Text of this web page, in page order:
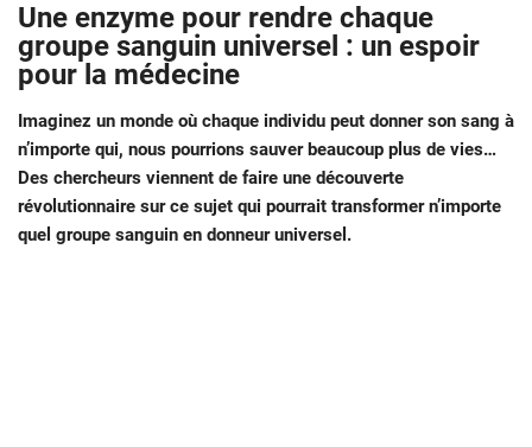
Une enzyme pour rendre chaque
groupe sanguin universel : un espoir
pour la médecine
Imaginez un monde où chaque individu peut donner son sang à
n’importe qui, nous pourrions sauver beaucoup plus de vies…
Des chercheurs viennent de faire une découverte
révolutionnaire sur ce sujet qui pourrait transformer n’importe
quel groupe sanguin en donneur universel.